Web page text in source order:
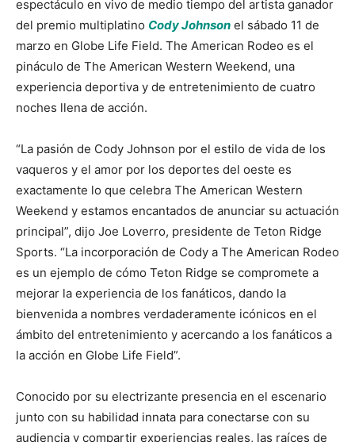
espectáculo en vivo de medio tiempo del artista ganador
del premio multiplatino Cody Johnson el sábado 11 de
marzo en Globe Life Field. The American Rodeo es el
pináculo de The American Western Weekend, una
experiencia deportiva y de entretenimiento de cuatro
noches llena de acción.
“La pasión de Cody Johnson por el estilo de vida de los
vaqueros y el amor por los deportes del oeste es
exactamente lo que celebra The American Western
Weekend y estamos encantados de anunciar su actuación
principal”, dijo Joe Loverro, presidente de Teton Ridge
Sports. “La incorporación de Cody a The American Rodeo
es un ejemplo de cómo Teton Ridge se compromete a
mejorar la experiencia de los fanáticos, dando la
bienvenida a nombres verdaderamente icónicos en el
ámbito del entretenimiento y acercando a los fanáticos a
la acción en Globe Life Field”.
Conocido por su electrizante presencia en el escenario
junto con su habilidad innata para conectarse con su
audiencia y compartir experiencias reales, las raíces de